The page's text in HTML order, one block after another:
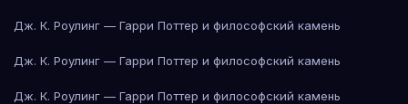
Дж. К. Роулинг — Гарри Поттер и философский камень
Дж. К. Роулинг — Гарри Поттер и философский камень
Дж. К. Роулинг — Гарри Поттер и философский камень